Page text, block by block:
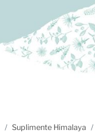
Suplimente Himalaya